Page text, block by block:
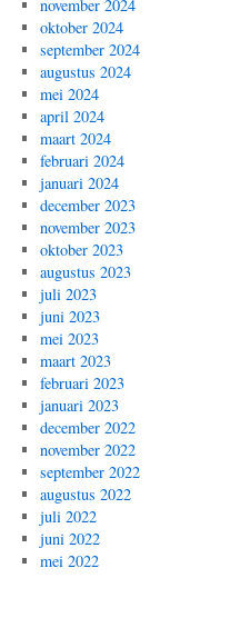
november 2024
oktober 2024
september 2024
augustus 2024
mei 2024
april 2024
maart 2024
februari 2024
januari 2024
december 2023
november 2023
oktober 2023
augustus 2023
juli 2023
juni 2023
mei 2023
maart 2023
februari 2023
januari 2023
december 2022
november 2022
september 2022
augustus 2022
juli 2022
juni 2022
mei 2022